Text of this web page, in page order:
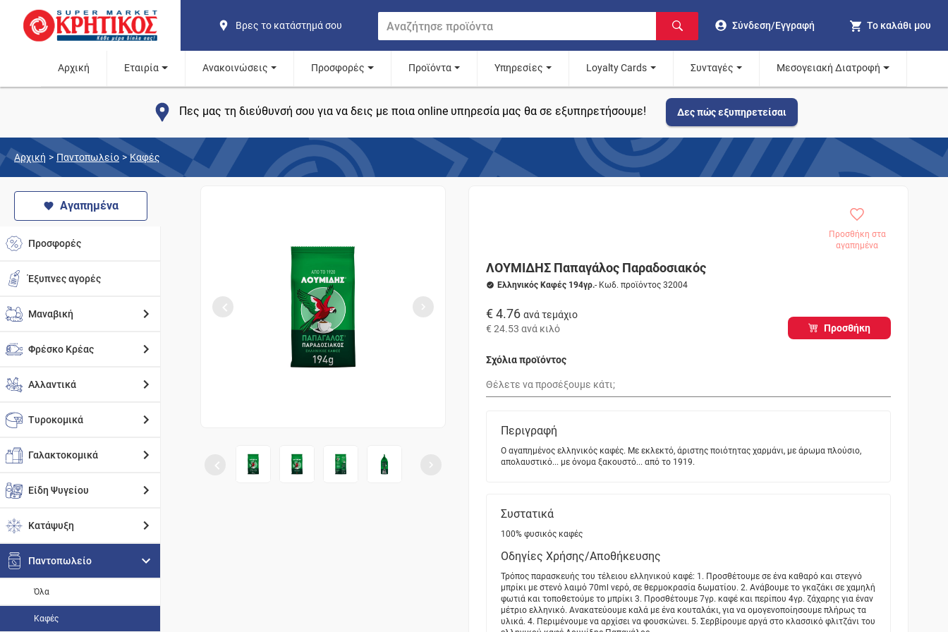
Βρες το κατάστημά σου Σύνδεση/Εγγραφή Το καλάθι μου
Αρχική Εταιρία Ανακοινώσεις Προσφορές Προϊόντα Υπηρεσίες Loyalty Cards Συνταγές Μεσογειακή Διατροφή
Πες μας τη διεύθυνσή σου για να δεις με ποια online υπηρεσία μας θα σε εξυπηρετήσουμε! Δες πώς εξυπηρετείσαι
Αρχική > Παντοπωλείο > Καφές
Αγαπημένα
Προσφορές
Έξυπνες αγορές
Μαναβική
Φρέσκο Κρέας
Αλλαντικά
Τυροκομικά
Γαλακτοκομικά
Είδη Ψυγείου
Κατάψυξη
Παντοπωλείο
Όλα
Καφές
Προσθήκη στα
αγαπημένα
ΛΟΥΜΙΔΗΣ Παπαγάλος Παραδοσιακός
Ελληνικός Καφές 194γρ.- Κωδ. προϊόντος 32004
€ 4.76 ανά τεμάχιο
€ 24.53 ανά κιλό Προσθήκη
Σχόλια προϊόντος
Περιγραφή
Ο αγαπημένος ελληνικός καφές. Με εκλεκτό, άριστης ποιότητας χαρμάνι, με άρωμα πλούσιο,
απολαυστικό... με όνομα ξακουστό... από το 1919.
Συστατικά
100% φυσικός καφές
Οδηγίες Χρήσης/Αποθήκευσης
Τρόπος παρασκευής του τέλειου ελληνικού καφέ: 1. Προσθέτουμε σε ένα καθαρό και στεγνό
μπρίκι με στενό λαιμό 70ml νερό, σε θερμοκρασία δωματίου. 2. Ανάβουμε το γκαζάκι σε χαμηλή
φωτιά και τοποθετούμε το μπρίκι 3. Προσθέτουμε 7γρ. καφέ και περίπου 4γρ. ζάχαρης για έναν
μέτριο ελληνικό. Ανακατεύουμε καλά με ένα κουταλάκι, για να ομογενοποίησουμε πλήρως τα
υλικά. 4. Περιμένουμε να αρχίσει να φουσκώνει. 5. Σερβίρουμε αργά στο κλασσικό φλιτζάνι του